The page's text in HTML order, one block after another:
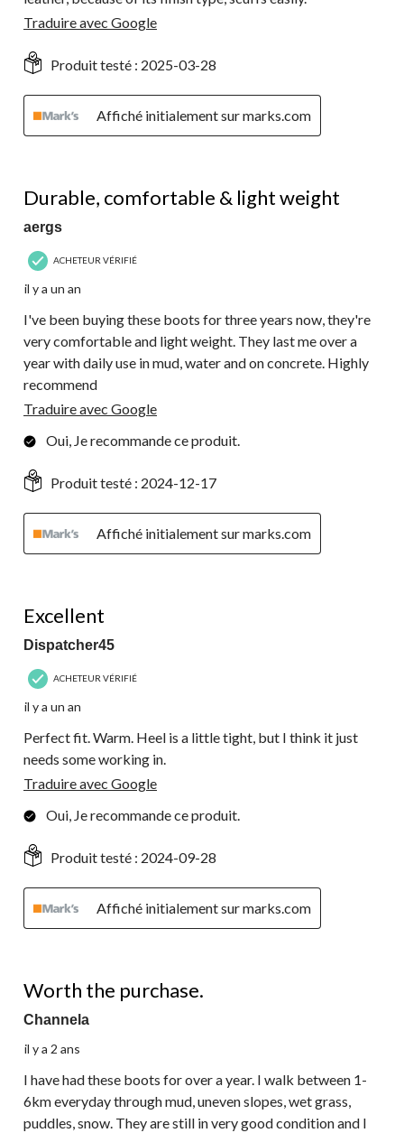
Traduire avec Google
Produit testé : 2025-03-28
Affiché initialement sur marks.com
Durable, comfortable & light weight
aergs
ACHETEUR VÉRIFIÉ
il y a un an
I've been buying these boots for three years now, they're
very comfortable and light weight. They last me over a
year with daily use in mud, water and on concrete. Highly
recommend
Traduire avec Google
Oui, Je recommande ce produit.
Produit testé : 2024-12-17
Affiché initialement sur marks.com
Excellent
Dispatcher45
ACHETEUR VÉRIFIÉ
il y a un an
Perfect fit. Warm. Heel is a little tight, but I think it just
needs some working in.
Traduire avec Google
Oui, Je recommande ce produit.
Produit testé : 2024-09-28
Affiché initialement sur marks.com
Worth the purchase.
Channela
il y a 2 ans
I have had these boots for over a year. I walk between 1-
6km everyday through mud, uneven slopes, wet grass,
puddles, snow. They are still in very good condition and I